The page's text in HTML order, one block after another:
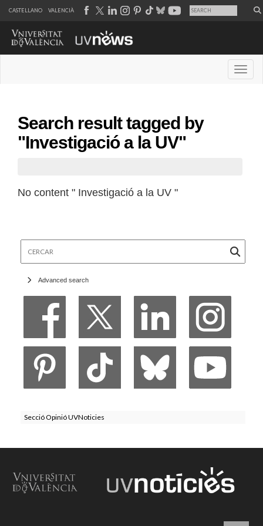
CASTELLANO VALENCIÀ
Search result tagged by
"Investigació a la UV"
No content " Investigació a la UV "
Advanced search
Secció Opinió UVNoticies